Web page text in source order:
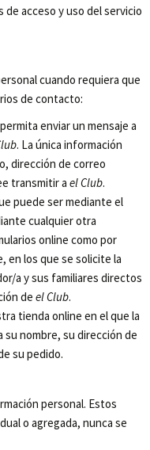
acceso y uso del servicio
cuando requiera que
de contacto:
enviar un mensaje a
. La única información
dirección de correo
transmitir a el Club.
puede ser mediante el
cualquier otra
online como por
en los que se solicite la
a y sus familiares directos
de el Club.
tienda online en el que la
nombre, su dirección de
su pedido.
personal. Estos
o agregada, nunca se